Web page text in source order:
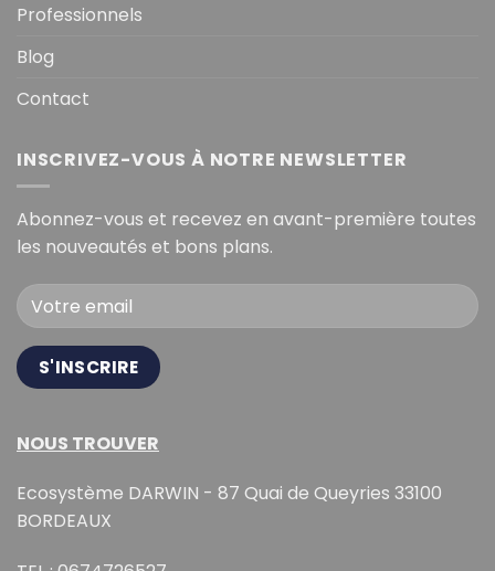
Professionnels
Blog
Contact
INSCRIVEZ-VOUS À NOTRE NEWSLETTER
Abonnez-vous et recevez en avant-première toutes
les nouveautés et bons plans.
NOUS TROUVER
Ecosystème DARWIN - 87 Quai de Queyries 33100
BORDEAUX